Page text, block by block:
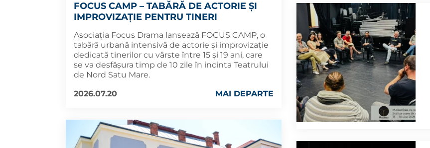
FOCUS CAMP – TABĂRĂ DE ACTORIE ȘI
IMPROVIZAȚIE PENTRU TINERI
Asociația Focus Drama lansează FOCUS CAMP, o
tabără urbană intensivă de actorie și improvizație
dedicată tinerilor cu vârste între 15 și 19 ani, care
se va desfășura timp de 10 zile în incinta Teatrului
de Nord Satu Mare.
2026.07.20
MAI DEPARTE